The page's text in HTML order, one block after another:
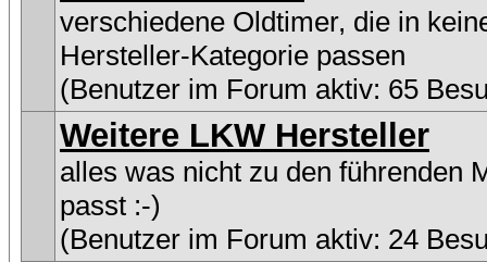
verschiedene Oldtimer, die in
Hersteller-Kategorie passen
(Benutzer im Forum aktiv: 65
Weitere LKW Hersteller
alles was nicht zu den führenden
passt :-)
(Benutzer im Forum aktiv: 24